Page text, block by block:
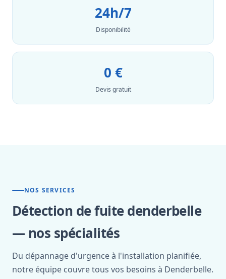
24h/7
Disponibilité
0 €
Devis gratuit
NOS SERVICES
Détection de fuite denderbelle
— nos spécialités
Du dépannage d'urgence à l'installation planifiée,
notre équipe couvre tous vos besoins à Denderbelle.